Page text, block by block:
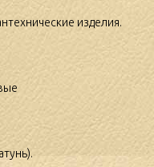
изделия.